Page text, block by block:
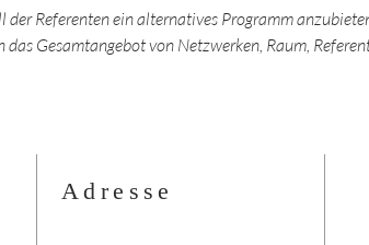
der Referenten ein alternatives Programm
Gesamtangebot von Netzwerken, Raum,
Adresse